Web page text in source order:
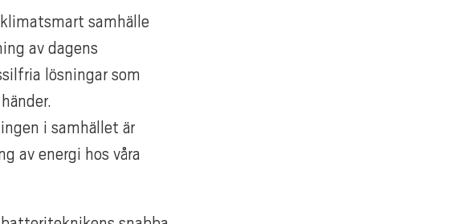
samhälle
av dagens
lösningar som
i samhället är
av energi hos våra